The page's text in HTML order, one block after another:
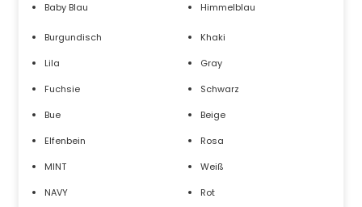
Baby Blau
Himmelblau
Burgundisch
Lila
Fuchsie
Bue
Elfenbein
MINT
NAVY
Khaki
Gray
Schwarz
Beige
Rosa
Weiß
Rot